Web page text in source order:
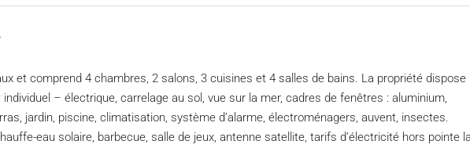
et comprend 4 chambres, 2 salons, 3 cuisines et 4 salles de bains. La propriété dispose
– électrique, carrelage au sol, vue sur la mer, cadres de fenêtres : aluminium,
jardin, piscine, climatisation, système d’alarme, électroménagers, auvent, insectes.
eau solaire, barbecue, salle de jeux, antenne satellite, tarifs d’électricité hors pointe la